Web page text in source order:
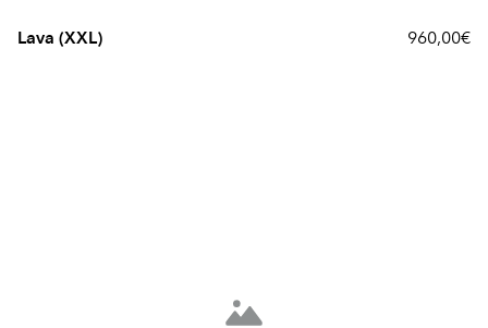
Lava (XXL) 960,00€